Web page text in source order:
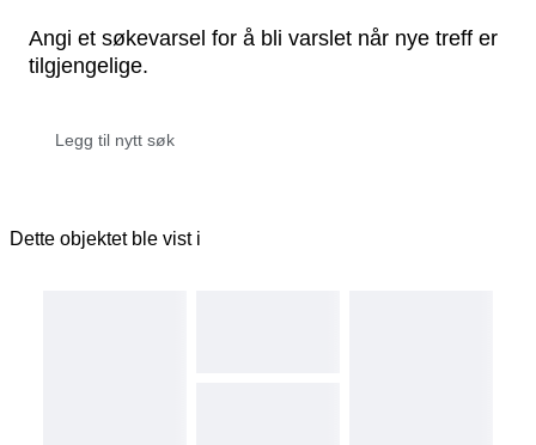
Angi et søkevarsel for å bli varslet når nye treff er
tilgjengelige.
Dette objektet ble vist i